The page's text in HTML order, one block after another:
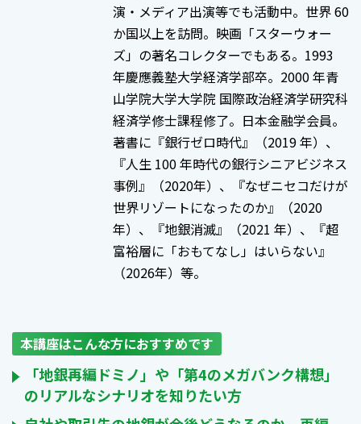
演・メディア出演等でも活動中。世界 60
か国以上を訪問。映画「スターウォー
ズ」の著名コレクターでもある。1993
年慶應義塾大学経済学部卒。2000 年青
山学院大学大学院 国際政治経済学研究科
経済学修士課程修了。日本金融学会員。
著書に『銀行ゼロ時代』（2019 年）、
『人生 100 年時代の銀行シニアビジネス
事例』（2020年）、『なぜニセコだけが
世界リゾートになったのか』（2020
年）、『地銀消滅』（2021 年）、『超
富裕層に「おもてなし」はいらない』
（2026年）等。
本講座はこんな方におすすめです
「地銀再編ドミノ」や「第4のメガバンク構想」
のリアルなシナリオを知りたい方